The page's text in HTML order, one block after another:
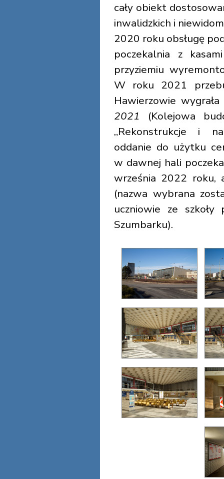
cały obiekt
inwalidzkich i
2020 roku obsługę
poczekalnia z
przyziemiu
W roku 2021
Hawierzowie
2021 (Kolejowa
„Rekonstrukcje i
oddanie do użytku
w dawnej hali
września 2022 roku,
(nazwa wybrana
uczniowie ze
Szumbarku).